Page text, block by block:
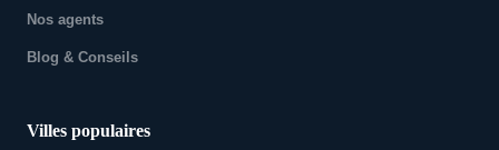
Nos agents
Blog & Conseils
Villes populaires